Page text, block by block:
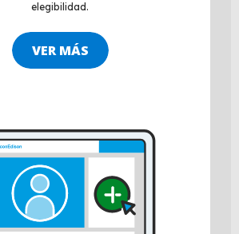
elegibilidad.
VER MÁS